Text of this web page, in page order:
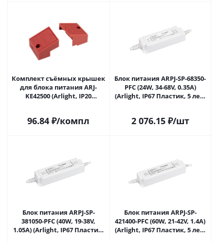
Комплект съёмных крышек
для блока питания ARJ-
KE42500 (Arlight, IP20
96.84 ₽/компл
Блок питания ARPJ-SP-68350-
PFC (24W, 34-68V, 0.35A)
(Arlight, IP67 Пластик, 5 лет)
2 076.15₽/шт
Блок питания ARPJ-SP-
381050-PFC (40W, 19-38V,
1.05A) (Arlight, IP67 Пластик,
Блок питания ARPJ-SP-
421400-PFC (60W, 21-42V, 1.4A)
(Arlight, IP67 Пластик, 5 лет)